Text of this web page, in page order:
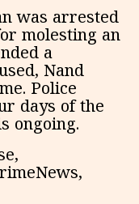
was arrested
molesting an
a
Nand
Police
days of the
ongoing.